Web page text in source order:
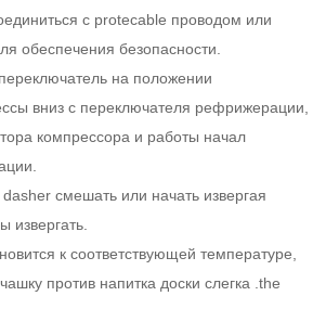
с protecable проводом или
обеспечения безопасности.
на положении
вниз с переключателя рефрижерации,
компрессора и работы начал
смешать или начать извергая
извергать.
к соответствующей температуре,
против напитка доски слегка .the